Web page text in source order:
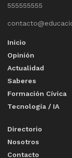
555555555
Inicio
Opinión
Actualidad
Saberes
Formación Cívica
Tecnología / IA
Directorio
Nosotros
Contacto